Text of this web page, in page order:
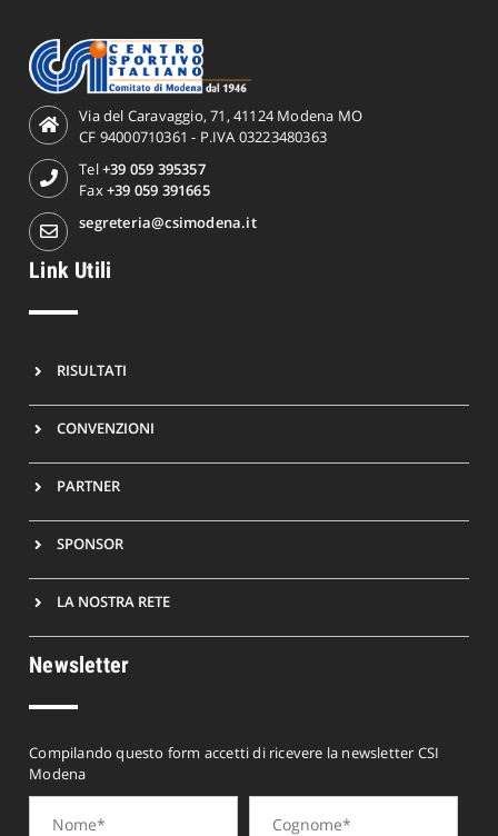
Via del Caravaggio, 71, 41124 Modena MO
CF 94000710361 - P.IVA 03223480363
Tel+39 059 395357
Fax+39 059 391665
segreteria@csimodena.it
Link Utili
RISULTATI
CONVENZIONI
PARTNER
SPONSOR
LA NOSTRA RETE
Newsletter
Compilando questo form accetti di ricevere la newsletter CSI
Modena